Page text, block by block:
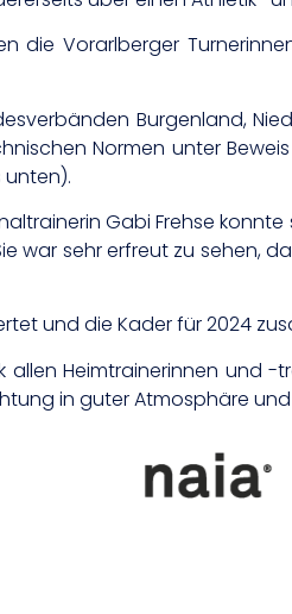
die Vorarlberger
Burgenland,
Normen unter
unten).
Gabi Frehse
sehr erfreut zu sehen,
und die Kader für 2024
allen Heimtrainerinnen und
in guter Atmosphäre